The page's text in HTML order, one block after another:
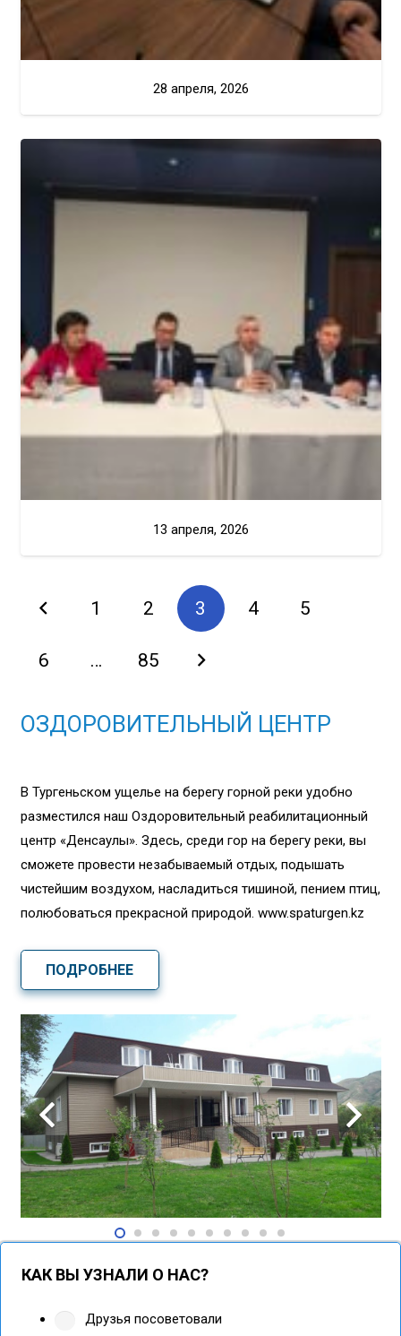
28 апреля, 2026
13 апреля, 2026
1 2 3 4 5
6 … 85
ОЗДОРОВИТЕЛЬНЫЙ ЦЕНТР
В Тургеньском ущелье на берегу горной реки удобно
разместился наш Оздоровительный реабилитационный
центр «Денсаулық». Здесь, среди гор на берегу реки, вы
сможете провести незабываемый отдых, подышать
чистейшим воздухом, насладиться тишиной, пением птиц,
полюбоваться прекрасной природой. www.spaturgen.kz
ПОДРОБНЕЕ
КАК ВЫ УЗНАЛИ О НАС?
Друзья посоветовали